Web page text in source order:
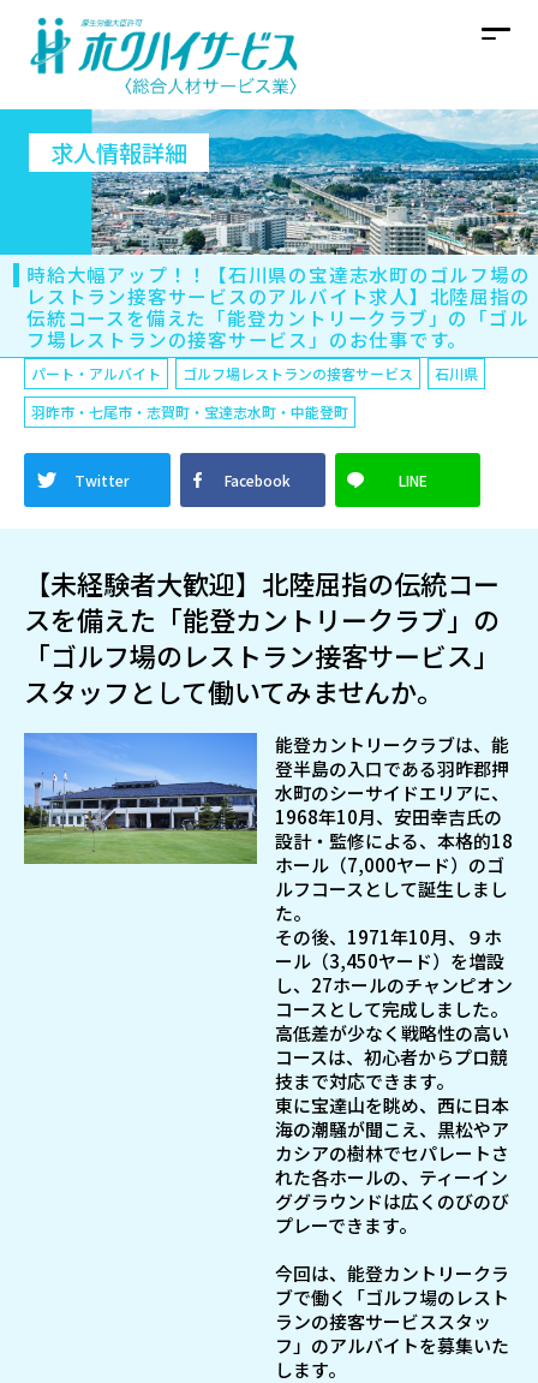
求人情報詳細
時給大幅アップ！！【石川県の宝達志水町のゴルフ場の
レストラン接客サービスのアルバイト求人】北陸屈指の
伝統コースを備えた「能登カントリークラブ」の「ゴル
フ場レストランの接客サービス」のお仕事です。
パート・アルバイト ゴルフ場レストランの接客サービス
石川県
羽昨市・七尾市・志賀町・宝達志水町・中能登町
Twitter Facebook LINE
【未経験者大歓迎】北陸屈指の伝統コー
スを備えた「能登カントリークラブ」の
「ゴルフ場のレストラン接客サービス」
スタッフとして働いてみませんか。
能登カントリークラブは、能
登半島の入口である羽昨郡押
水町のシーサイドエリアに、
1968年10月、安田幸吉氏の
設計・監修による、本格的18
ホール（7,000ヤード）のゴ
ルフコースとして誕生しまし
た。
その後、1971年10月、９ホ
ール（3,450ヤード）を増設
し、27ホールのチャンピオン
コースとして完成しました。
高低差が少なく戦略性の高い
コースは、初心者からプロ競
技まで対応できます。
東に宝達山を眺め、西に日本
海の潮騒が聞こえ、黒松やア
カシアの樹林でセパレートさ
れた各ホールの、ティーイン
ググラウンドは広くのびのび
プレーできます。
今回は、能登カントリークラ
ブで働く「ゴルフ場のレスト
ランの接客サービススタッ
フ」のアルバイトを募集いた
します。